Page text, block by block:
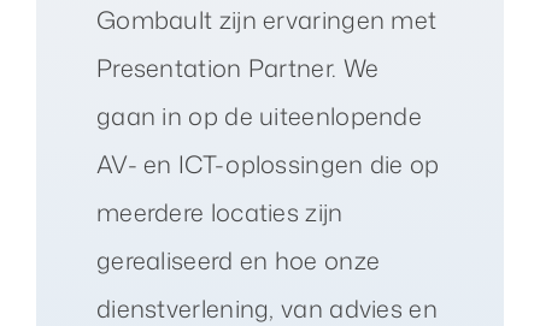
Gombault zijn ervaringen met
Presentation Partner. We
gaan in op de uiteenlopende
AV- en ICT-oplossingen die op
meerdere locaties zijn
gerealiseerd en hoe onze
dienstverlening, van advies en